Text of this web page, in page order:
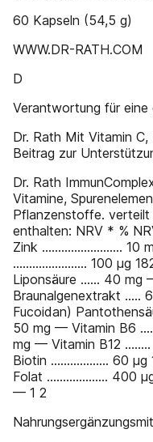
60 Kapseln (54,5 g)
WWW.DR-RATH.COM
D
Verantwortung für eine
Dr. Rath Mit Vitamin C,
Beitrag zur
Dr. Rath
Vitamine,
Pflanzenstoffe. verteilt
enthalten: NRV * %
Zink ......................... 10
....................... 100 μg
Liponsäure ...... 40 mg
Braunalgenextrakt .....
Fucoidan)
50 mg –– Vitamin B6
mg –– Vitamin B12
Biotin .................. 60
Folat ................... 400
–– 1 2